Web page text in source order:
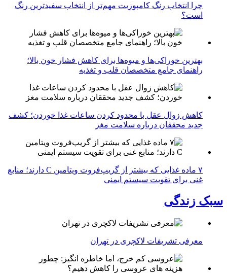
چرا انتخاب رنگ کامپوزیت مهم‌تر از انتخاب سفیدترین رنگ
است؟
بهترین خوراکی‌ها و میوه‌ها برای کاهش فشار خون بالا؛
راهنمای جامع متخصصان قلب و تغذیه
کاهش زوال عقل با محدود کردن ساعات غذا خوردن؛ کشف
جدید محققان درباره سلامت مغز
۷ ماده غذایی که بیشتر از گریپ‌فروت ویتامین C دارند؛ منابع
غنی برای تقویت سیستم ایمنی
سبک زندگی
معرفی تشریفات لاکچری در تهران